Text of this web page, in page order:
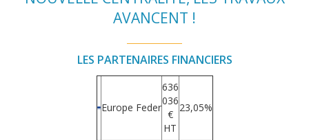
AVANCENT !
LES PARTENAIRES FINANCIERS
Europe Feder
636
036
€
HT
23,05%